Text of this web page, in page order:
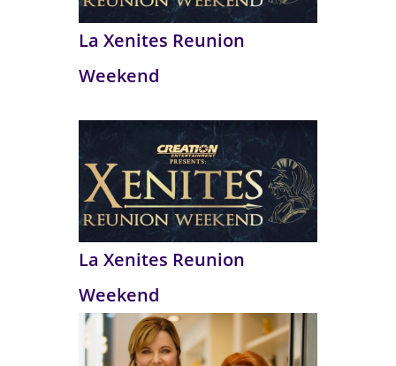
La Xenites Reunion
Weekend
La Xenites Reunion
Weekend